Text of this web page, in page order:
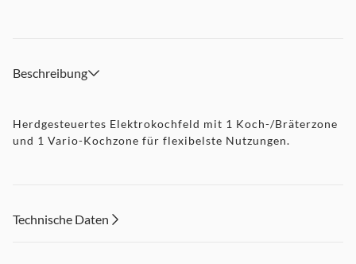
Beschreibung
Herdgesteuertes Elektrokochfeld mit 1 Koch-/Bräterzone
und 1 Vario-Kochzone für flexibelste Nutzungen.
Technische Daten